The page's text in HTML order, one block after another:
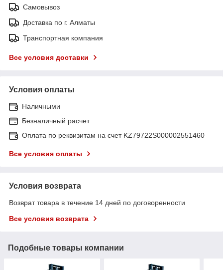
Самовывоз
Доставка по г. Алматы
Транспортная компания
Все условия доставки
Условия оплаты
Наличными
Безналичный расчет
Оплата по реквизитам на счет KZ79722S000002551460
Все условия оплаты
Условия возврата
Возврат товара в течение 14 дней по договоренности
Все условия возврата
Подобные товары компании